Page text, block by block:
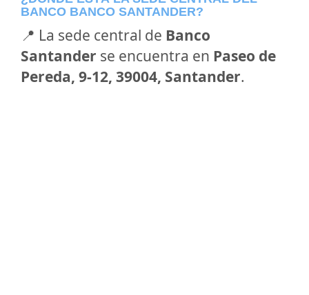
BANCO BANCO SANTANDER?
📍 La sede central de Banco
Santander se encuentra en Paseo de
Pereda, 9-12, 39004, Santander.